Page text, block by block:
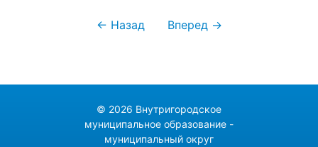
← Назад Вперед →
© 2026 Внутригородское
муниципальное образование -
муниципальный округ